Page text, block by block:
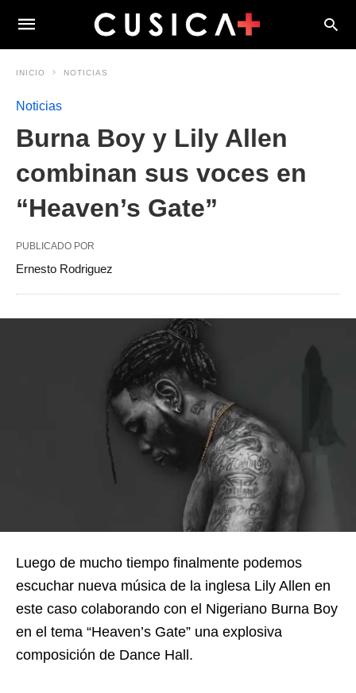
INICIO NOTICIAS
Noticias
Burna Boy y Lily Allen
combinan sus voces en
“Heaven’s Gate”
PUBLICADO POR
Ernesto Rodriguez
Luego de mucho tiempo finalmente podemos
escuchar nueva música de la inglesa Lily Allen en
este caso colaborando con el Nigeriano Burna Boy
en el tema “Heaven’s Gate” una explosiva
composición de Dance Hall.